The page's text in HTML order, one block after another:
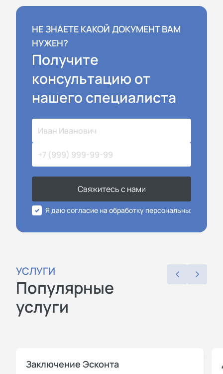
НЕ ЗНАЕТЕ КАКОЙ ДОКУМЕНТ ВАМ
НУЖЕН?
Получите
консультацию от
нашего специалиста
Свяжитесь с нами
Я даю согласие на обработку персональных
УСЛУГИ
Популярные
услуги
Заключение Эсконта